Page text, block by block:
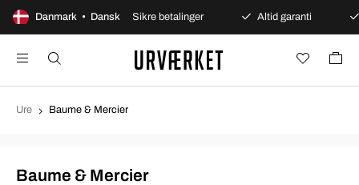
Danmark • Dansk
køb Sikre betalinger Altid garanti
Ure Baume & Mercier
Baume & Mercier